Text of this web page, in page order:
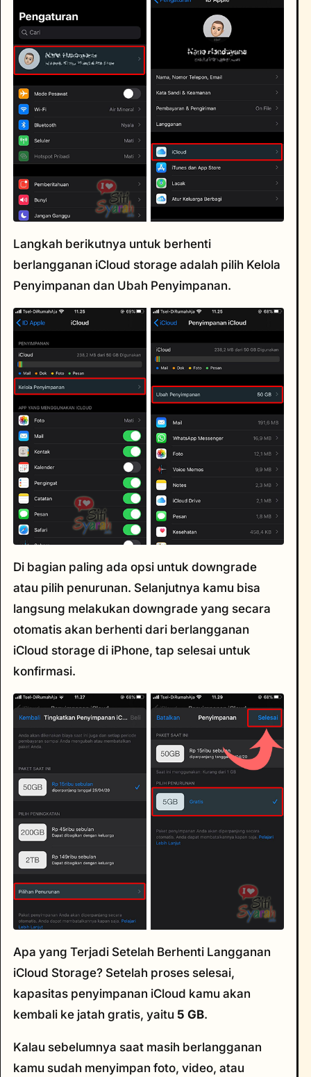
Langkah berikutnya untuk berhenti
berlangganan iCloud storage adalah pilih Kelola
Penyimpanan dan Ubah Penyimpanan.
Di bagian paling ada opsi untuk downgrade
atau pilih penurunan. Selanjutnya kamu bisa
langsung melakukan downgrade yang secara
otomatis akan berhenti dari berlangganan
iCloud storage di iPhone, tap selesai untuk
konfirmasi.
Apa yang Terjadi Setelah Berhenti Langganan
iCloud Storage? Setelah proses selesai,
kapasitas penyimpanan iCloud kamu akan
kembali ke jatah gratis, yaitu 5 GB.
Kalau sebelumnya saat masih berlangganan
kamu sudah menyimpan foto, video, atau